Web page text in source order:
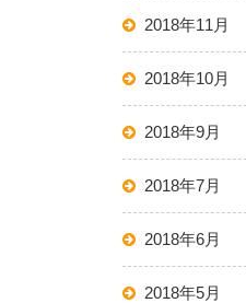
2018年11月
2018年10月
2018年9月
2018年7月
2018年6月
2018年5月